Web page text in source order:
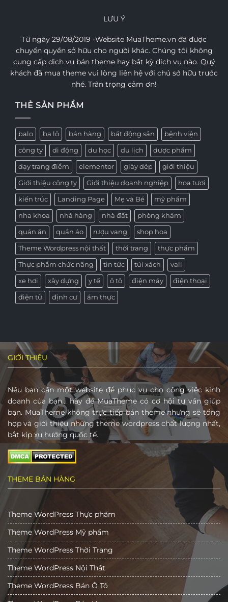
LƯU Ý
Từ ngày 29/08/2019 -Website MuaTheme.vn đã được
chuyển quyền sở hữu cho người khác. Chúng tôi không
cung cấp dịch vụ bán theme hay bất kỳ dịch vụ nào. Quý
khách đã mua theme vui lòng liên hệ với chủ sở hữu trước
nhé. Trân trọng cảm ơn!
THẺ SẢN PHẨM
balo ba lô bán hàng bất động sản bệnh viện
công ty di động du học du lịch dược phẩm
dạy trang điểm elementor giày dép giới thiệu
Giới thiệu công ty Giới thiệu doanh nghiệp hoa tươi
kiến trúc Landing Page Mẹ và Bé mỹ phẩm
nha khoa nhà hàng nhà đất phòng khám
quán ăn quần áo rượu vang shop hoa
Theme Wordpress nội thất thời trang thực phẩm
Thực phẩm chức năng tin tức túi xách vali
xe hơi xây dựng y tế ô tô điện máy điện thoại
điện tử định cư ẩm thực
GIỚI THIỆU
Nếu bạn cần một website để phục vụ cho công việc kinh
doanh của bạn… hãy để MuaTheme có cơ hội tư vấn giúp
bạn. MuaTheme không trực tiếp bán theme nhưng sẽ tổng
hợp và giới thiệu những theme wordpress chất lượng nhất,
bắt kịp xu hướng quốc tế.
THEME BÁN HÀNG
Theme WordPress Thực phẩm
Theme WordPress Mỹ phẩm
Theme WordPress Thời Trang
Theme WordPress Nội Thất
Theme WordPress Bán Ô Tô